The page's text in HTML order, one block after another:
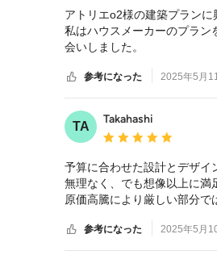
アトリエo2様の建築プランに
私はハウスメーカーのプラン
会いしました。
アトリエo2様は天才肌の方
デアを根本的に出してもらう
参考になった 2025年5月
TA
Takahashi
平均評価：5つ星中 星5
予算に合わせた設計とデザイ
無理なく、でも想像以上に満
原価高騰により厳しい部分で
それぞれの素材がもつ個性を
お打ち合わせもアットホーム
参考になった 2025年5月